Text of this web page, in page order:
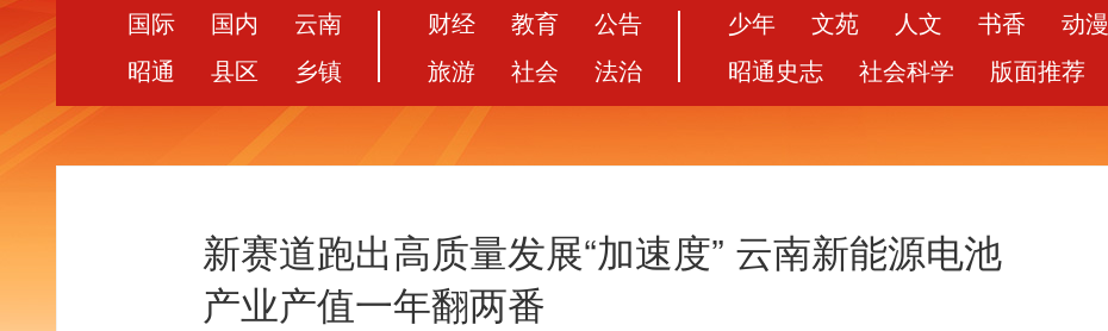
国际 国内
云南
昭通
县区 乡镇
财经 教育
公告
旅游
社会 法治
少年 文苑 人文 书香
动漫
昭通史志
社会科学 版面推荐
新赛道跑出高质量发展“加速度” 云南新能源电池
产业产值一年翻两番